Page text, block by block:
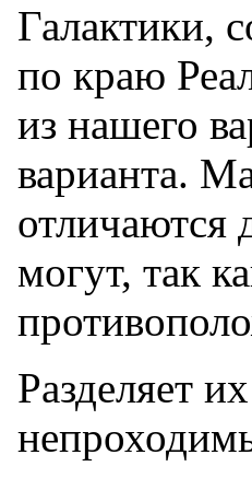
Галактики,
по краю
из нашего
варианта.
отличаются
могут, так
Разделяет